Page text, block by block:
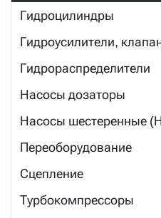
Гидроцилиндры
Гидроусилители,
Гидрораспределители
Насосы дозаторы
Насосы шестеренные
Переоборудование
Сцепление
Турбокомпрессоры